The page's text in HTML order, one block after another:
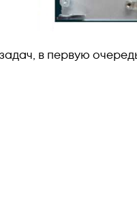
в первую